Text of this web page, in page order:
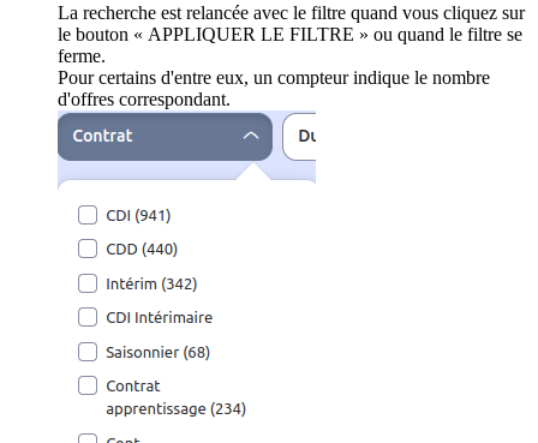
La recherche est relancée avec le filtre quand vous cliquez sur
le bouton « APPLIQUER LE FILTRE » ou quand le filtre se
ferme.
Pour certains d'entre eux, un compteur indique le nombre
d'offres correspondant.